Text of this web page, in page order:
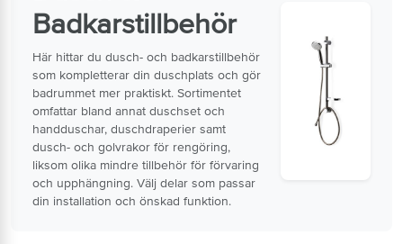
Badkarstillbehör
Här hittar du dusch- och badkarstillbehör
som kompletterar din duschplats och gör
badrummet mer praktiskt. Sortimentet
omfattar bland annat duschset och
handduschar, duschdraperier samt
dusch- och golvrakor för rengöring,
liksom olika mindre tillbehör för förvaring
och upphängning. Välj delar som passar
din installation och önskad funktion.